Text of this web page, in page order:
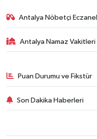
Antalya Nöbetçi
Antalya Namaz Vakitleri
Puan Durumu ve Fikstür
Son Dakika Haberleri